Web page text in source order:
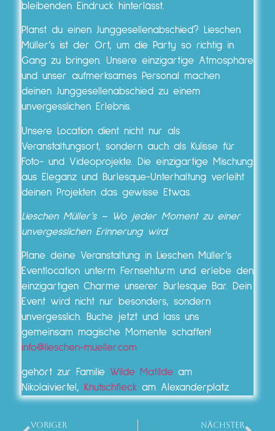
bleibenden Eindruck hinterlässt.
Planst du einen Junggesellenabschied? Lieschen
Müller’s ist der Ort, um die Party so richtig in
Gang zu bringen. Unsere einzigartige Atmosphäre
und unser aufmerksames Personal machen
deinen Junggesellenabschied zu einem
unvergesslichen Erlebnis.
Unsere Location dient nicht nur als
Veranstaltungsort, sondern auch als Kulisse für
Foto- und Videoprojekte. Die einzigartige Mischung
aus Eleganz und Burlesque-Unterhaltung verleiht
deinen Projekten das gewisse Etwas.
Lieschen Müller’s – Wo jeder Moment zu einer
unvergesslichen Erinnerung wird.
Plane deine Veranstaltung in Lieschen Müller’s
Eventlocation unterm Fernsehturm und erlebe den
einzigartigen Charme unserer Burlesque Bar. Dein
Event wird nicht nur besonders, sondern
unvergesslich. Buche jetzt und lass uns
gemeinsam magische Momente schaffen!
info@lieschen-mueller.com
gehört zur Familie Wilde Matilde am
Nikolaiviertel,
Knutschfleck am Alexanderplatz
VORIGER NÄCHSTER